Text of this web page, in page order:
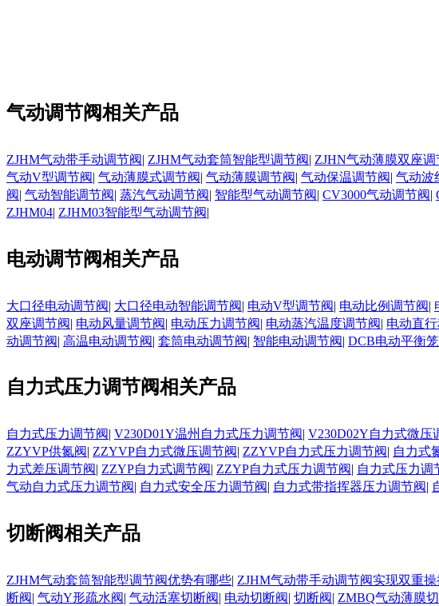
气动调节阀相关产品
ZJHM气动带手动调节阀| ZJHM气动套筒智能型调节阀| ZJHN气动薄膜双座调
气动V型调节阀| 气动薄膜式调节阀| 气动薄膜调节阀| 气动保温调节阀| 气动波
阀| 气动智能调节阀| 蒸汽气动调节阀| 智能型气动调节阀| CV3000气动调节阀|
ZJHM04| ZJHM03智能型气动调节阀|
电动调节阀相关产品
大口径电动调节阀| 大口径电动智能调节阀| 电动V型调节阀| 电动比例调节阀|
双座调节阀| 电动风量调节阀| 电动压力调节阀| 电动蒸汽温度调节阀| 电动直
动调节阀| 高温电动调节阀| 套筒电动调节阀| 智能电动调节阀| DCB电动平衡
自力式压力调节阀相关产品
自力式压力调节阀| V230D01Y温州自力式压力调节阀| V230D02Y自力式微压
ZZYVP供氮阀| ZZYVP自力式微压调节阀| ZZYVP自力式压力调节阀| 自力式
力式差压调节阀| ZZYP自力式调节阀| ZZYP自力式压力调节阀| 自力式压力调
气动自力式压力调节阀| 自力式安全压力调节阀| 自力式带指挥器压力调节阀|
切断阀相关产品
ZJHM气动套筒智能型调节阀优势有哪些| ZJHM气动带手动调节阀实现双重操
断阀| 气动Y形疏水阀| 气动活塞切断阀| 电动切断阀| 切断阀| ZMBQ气动薄膜